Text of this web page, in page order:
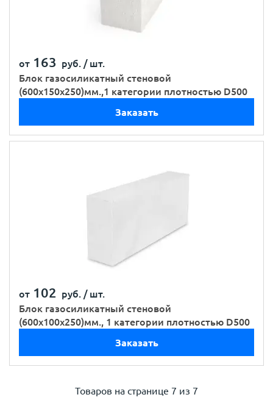
от 163 руб. / шт.
Блок газосиликатный стеновой
(600х150х250)мм.,1 категории плотностью D500
Заказать
от 102 руб. / шт.
Блок газосиликатный стеновой
(600х100х250)мм., 1 категории плотностью D500
Заказать
Товаров на странице 7 из 7